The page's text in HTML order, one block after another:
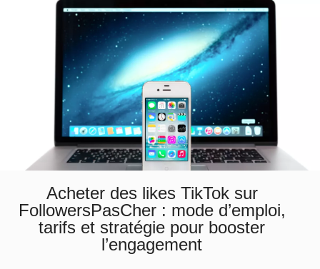
Acheter des likes TikTok sur
FollowersPasCher : mode d’emploi,
tarifs et stratégie pour booster
l’engagement